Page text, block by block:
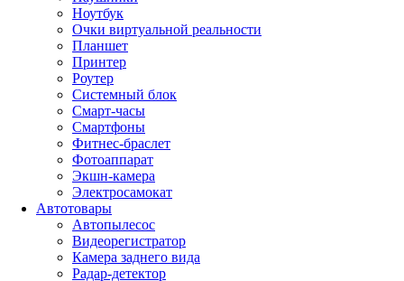
Ноутбук
Очки виртуальной реальности
Планшет
Принтер
Роутер
Системный блок
Смарт-часы
Смартфоны
Фитнес-браслет
Фотоаппарат
Экшн-камера
Электросамокат
Автотовары
Автопылесос
Видеорегистратор
Камера заднего вида
Радар-детектор